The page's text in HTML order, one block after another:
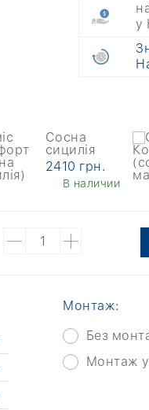
у
Сосна
сицилія
2410 грн.
В наличии
Монтаж:
Без
Монтаж у